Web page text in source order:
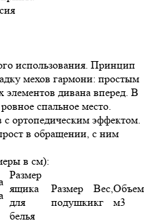
использования. Принцип
мехов гармони: простым
дивана вперед. В
спальное место.
ортопедическим эффектом.
в обращении, с ним
в см):
Размер
ящика
для
белья
Размер
подушки
Вес,
кг
Объем
м3